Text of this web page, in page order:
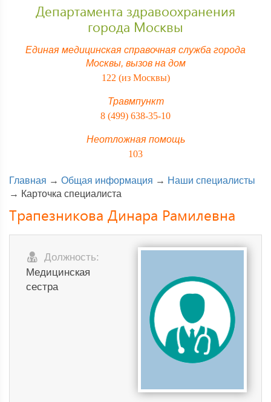
Департамента здравоохранения
города Москвы
Единая медицинская справочная служба города
Москвы, вызов на дом
122 (из Москвы)
Травмпункт
8 (499) 638-35-10
Неотложная помощь
103
Главная → Общая информация → Наши специалисты
→ Карточка специалиста
Трапезникова Динара Рамилевна
Должность:
Медицинская
сестра